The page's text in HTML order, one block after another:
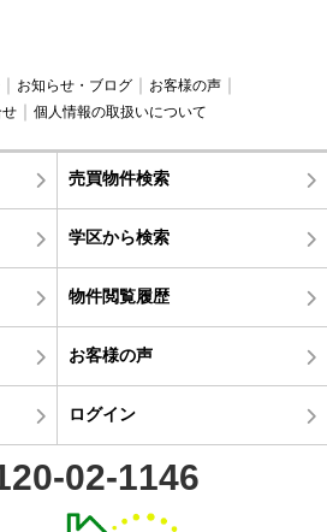
お知らせ・ブログ
お客様の声
せ 個人情報の取扱いについて
売買物件検索
学区から検索
物件閲覧履歴
お客様の声
ログイン
02-1146